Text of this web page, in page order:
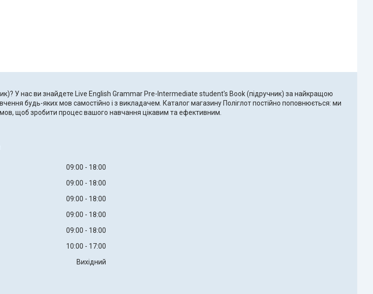
У нас ви знайдете Live English Grammar Pre-Intermediate student's Book (підручник) за найкращою
будь-яких мов самостійно і з викладачем. Каталог магазину Поліглот постійно поповнюється: ми
мов, щоб зробити процес вашого навчання цікавим та ефективним.
09:00
18:00
09:00
18:00
09:00
18:00
09:00
18:00
09:00
18:00
10:00
17:00
Вихідний